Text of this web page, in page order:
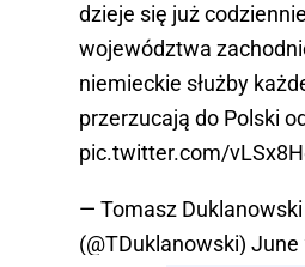
dzieje się już
województwa
niemieckie służby
przerzucają do Polski
pic.twitter.com/
— Tomasz Duklanowski
(@TDuklanowski) June